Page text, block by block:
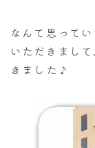
なんて思って
いただきまし
きました♪